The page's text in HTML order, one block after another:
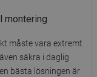
montering
måste vara extremt
säkra i daglig
bästa lösningen är